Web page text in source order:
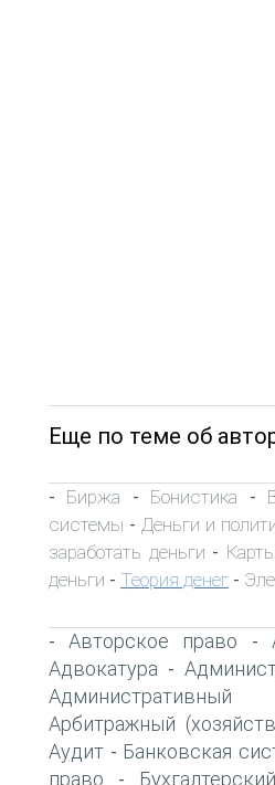
Еще по теме об
- Биржа - Бонистика -
системы - Деньги и
заработать деньги -
деньги - Теория денег -
-Авторское право -
Адвокатура -
Арбитражный
Аудит - Банковская
право -